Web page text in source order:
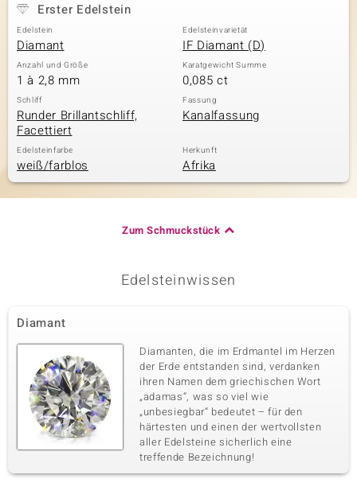
Erster Edelstein
Edelstein
Diamant
Edelsteinvarietät
IF Diamant (D)
Anzahl und Größe
1 à 2,8 mm
Karatgewicht Summe
0,085 ct
Schliff
Runder Brillantschliff,
Facettiert
Fassung
Kanalfassung
Edelsteinfarbe
weiß/farblos
Herkunft
Afrika
Zum Schmuckstück
Edelsteinwissen
Diamant
Diamanten, die im Erdmantel im Herzen
der Erde entstanden sind, verdanken
ihren Namen dem griechischen Wort
„adamas“, was so viel wie
„unbesiegbar“ bedeutet – für den
härtesten und einen der wertvollsten
aller Edelsteine sicherlich eine
treffende Bezeichnung!